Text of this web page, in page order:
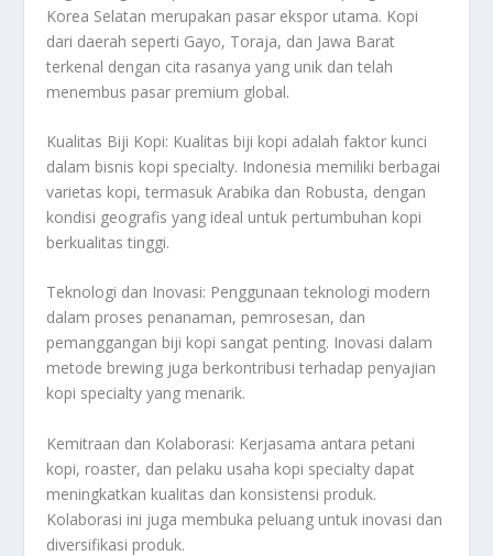
Korea Selatan merupakan pasar ekspor utama. Kopi
dari daerah seperti Gayo, Toraja, dan Jawa Barat
terkenal dengan cita rasanya yang unik dan telah
menembus pasar premium global.
Kualitas Biji Kopi: Kualitas biji kopi adalah faktor kunci
dalam bisnis kopi specialty. Indonesia memiliki berbagai
varietas kopi, termasuk Arabika dan Robusta, dengan
kondisi geografis yang ideal untuk pertumbuhan kopi
berkualitas tinggi.
Teknologi dan Inovasi: Penggunaan teknologi modern
dalam proses penanaman, pemrosesan, dan
pemanggangan biji kopi sangat penting. Inovasi dalam
metode brewing juga berkontribusi terhadap penyajian
kopi specialty yang menarik.
Kemitraan dan Kolaborasi: Kerjasama antara petani
kopi, roaster, dan pelaku usaha kopi specialty dapat
meningkatkan kualitas dan konsistensi produk.
Kolaborasi ini juga membuka peluang untuk inovasi dan
diversifikasi produk.